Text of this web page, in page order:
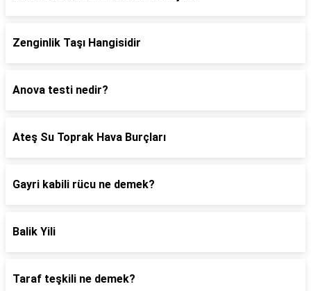
Zenginlik Taşı Hangisidir
Anova testi nedir?
Ateş Su Toprak Hava Burçları
Gayri kabili rücu ne demek?
Balik Yili
Taraf teşkili ne demek?